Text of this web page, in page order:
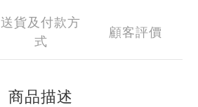
送貨及付款方
式
顧客評價
商品描述